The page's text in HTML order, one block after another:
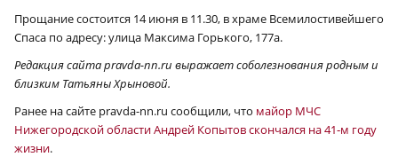
Прощание состоится 14 июня в 11.30, в храме Всемилостивейшего
Спаса по адресу: улица Максима Горького, 177а.
Редакция сайта pravda-nn.ru выражает соболезнования родным и
близким Татьяны Хрыновой.
Ранее на сайте pravda-nn.ru сообщили, что майор МЧС
Нижегородской области Андрей Копытов скончался на 41‑м году
жизни.